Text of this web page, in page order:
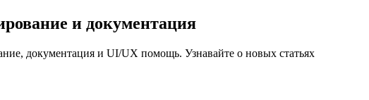
и документация
документация и UI/UX помощь. Узнавайте о новых статьях